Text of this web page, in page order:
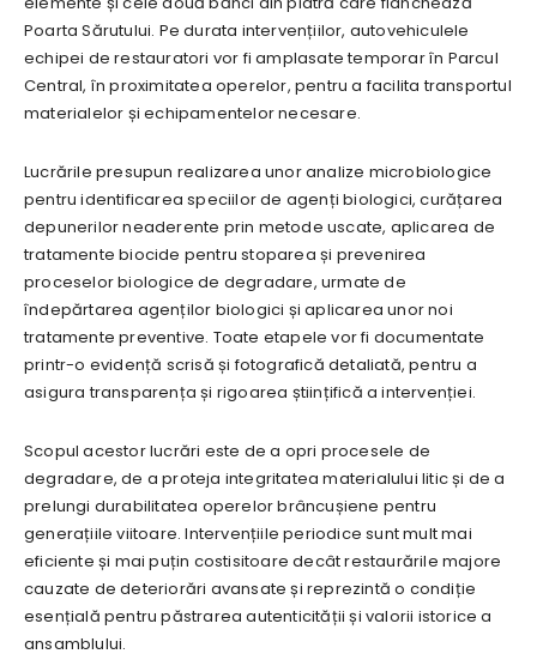
Poarta Sărutului. Pe durata intervențiilor, autovehiculele
echipei de restauratori vor fi amplasate temporar în Parcul
Central, în proximitatea operelor, pentru a facilita transportul
materialelor și echipamentelor necesare.
Lucrările presupun realizarea unor analize microbiologice
pentru identificarea speciilor de agenți biologici, curățarea
depunerilor neaderente prin metode uscate, aplicarea de
tratamente biocide pentru stoparea și prevenirea
proceselor biologice de degradare, urmate de
îndepărtarea agenților biologici și aplicarea unor noi
tratamente preventive. Toate etapele vor fi documentate
printr-o evidență scrisă și fotografică detaliată, pentru a
asigura transparența și rigoarea științifică a intervenției.
Scopul acestor lucrări este de a opri procesele de
degradare, de a proteja integritatea materialului litic și de a
prelungi durabilitatea operelor brâncușiene pentru
generațiile viitoare. Intervențiile periodice sunt mult mai
eficiente și mai puțin costisitoare decât restaurările majore
cauzate de deteriorări avansate și reprezintă o condiție
esențială pentru păstrarea autenticității și valorii istorice a
ansamblului.